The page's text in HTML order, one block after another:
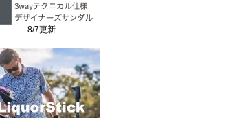
8/7更新